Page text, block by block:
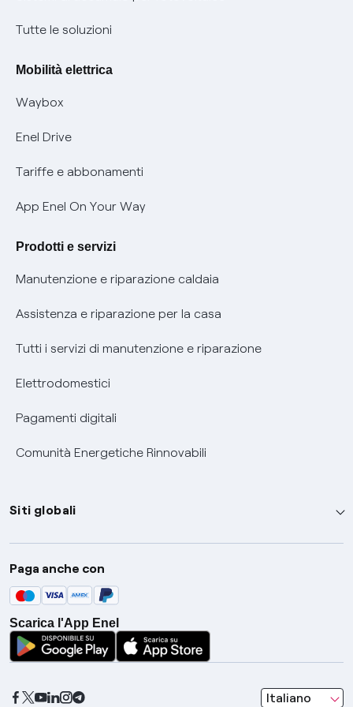
Condizioni generali di contratto prodotti e servizi
Nuove regole europee per la protezione dei dati
Offerte Placet non vulnerabili
Offerta Tutela Vulnerabilità Gas
Mobilità Elettrica
Phishing e truffe online
Verifica chi ti ha chiamato
Informativa RAEE
Tutte le soluzioni
Mobilità elettrica
Waybox
Enel Drive
Tariffe e abbonamenti
App Enel On Your Way
Prodotti e servizi
Manutenzione e riparazione caldaia
Assistenza e riparazione per la casa
Tutti i servizi di manutenzione e riparazione
Elettrodomestici
Pagamenti digitali
Comunità Energetiche Rinnovabili
Siti globali
Enel Group
Enel Green Power
Global Trading
Global Procurement
Gridspertise
Paga anche con
Scarica l'App Enel
Italiano
seleziona una